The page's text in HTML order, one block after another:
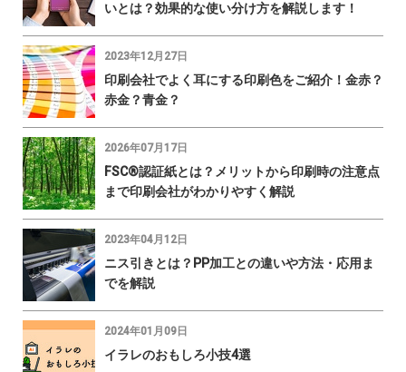
いとは？効果的な使い分け方を解説します！
2023年12月27日
印刷会社でよく耳にする印刷色をご紹介！金赤？
赤金？青金？
2026年07月17日
FSC®認証紙とは？メリットから印刷時の注意点
まで印刷会社がわかりやすく解説
2023年04月12日
ニス引きとは？PP加工との違いや方法・応用ま
でを解説
2024年01月09日
イラレのおもしろ小技4選